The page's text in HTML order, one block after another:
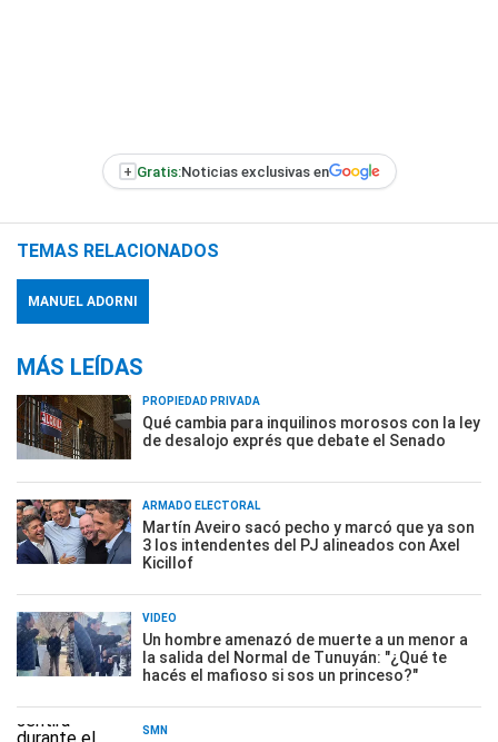
+ Gratis:Noticias exclusivas en
TEMAS RELACIONADOS
MANUEL ADORNI
MÁS LEÍDAS
PROPIEDAD PRIVADA
Qué cambia para inquilinos morosos con la ley
de desalojo exprés que debate el Senado
ARMADO ELECTORAL
Martín Aveiro sacó pecho y marcó que ya son
3 los intendentes del PJ alineados con Axel
Kicillof
VIDEO
Un hombre amenazó de muerte a un menor a
la salida del Normal de Tunuyán: "¿Qué te
hacés el mafioso si sos un princeso?"
SMN